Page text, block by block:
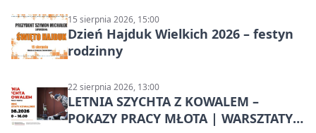
15 sierpnia 2026, 15:00
Dzień Hajduk Wielkich 2026 – festyn
rodzinny
22 sierpnia 2026, 13:00
LETNIA SZYCHTA Z KOWALEM –
POKAZY PRACY MŁOTA | WARSZTATY